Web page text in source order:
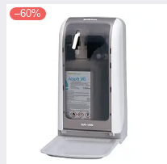
–60%